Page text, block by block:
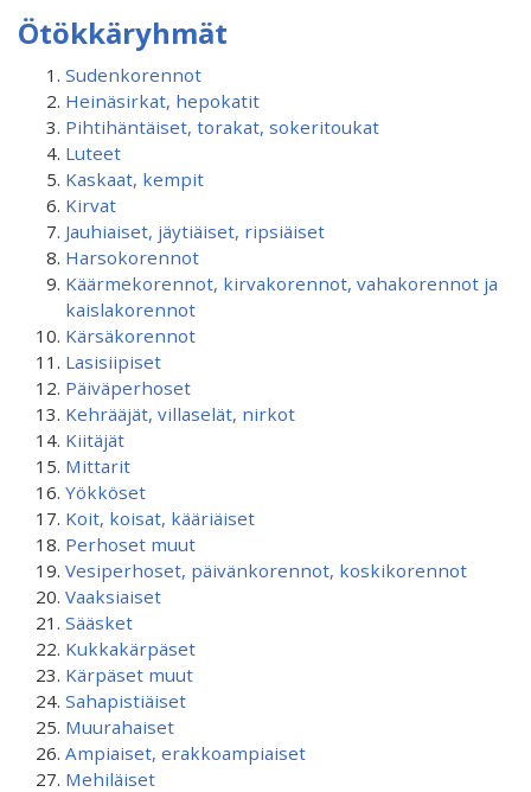
Ötökkäryhmät
Sudenkorennot
Heinäsirkat, hepokatit
Pihtihäntäiset, torakat, sokeritoukat
Luteet
Kaskaat, kempit
Kirvat
Jauhiaiset, jäytiäiset, ripsiäiset
Harsokorennot
Käärmekorennot, kirvakorennot, vahakorennot ja
kaislakorennot
Kärsäkorennot
Lasisiipiset
Päiväperhoset
Kehrääjät, villaselät, nirkot
Kiitäjät
Mittarit
Yökköset
Koit, koisat, kääriäiset
Perhoset muut
Vesiperhoset, päivänkorennot, koskikorennot
Vaaksiaiset
Sääsket
Kukkakärpäset
Kärpäset muut
Sahapistiäiset
Muurahaiset
Ampiaiset, erakkoampiaiset
Mehiläiset